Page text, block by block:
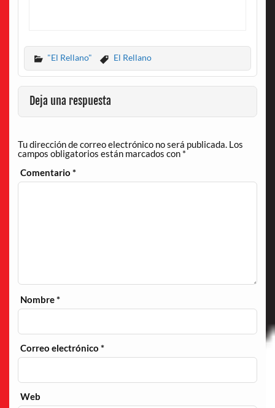
"El Rellano" El Rellano
Deja una respuesta
Tu dirección de correo electrónico no será publicada. Los
campos obligatorios están marcados con *
Comentario*
Nombre*
Correo electrónico*
Web